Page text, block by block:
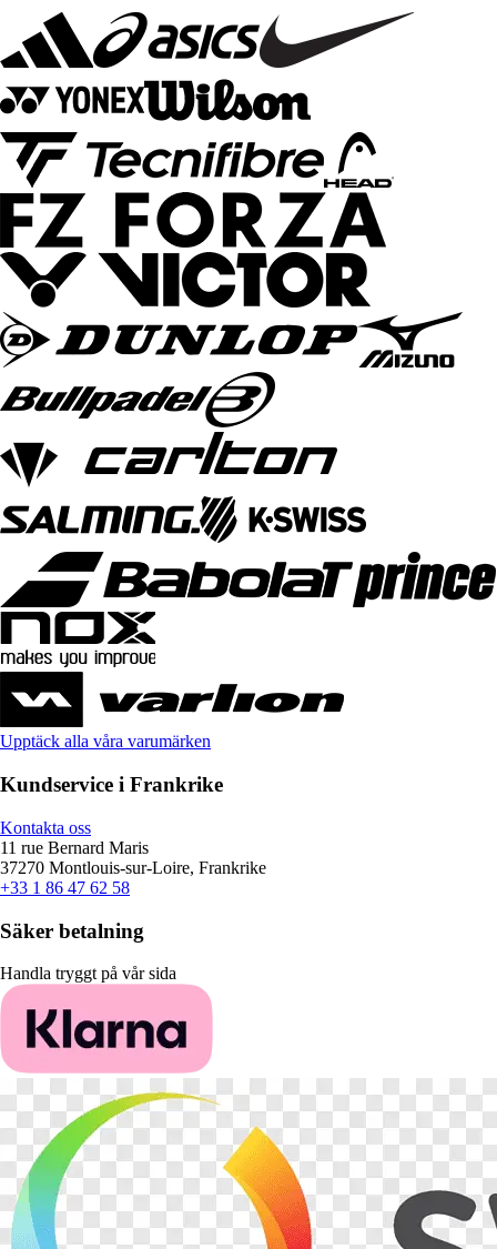
Upptäck alla våra varumärken
Kundservice i Frankrike
Kontakta oss
11 rue Bernard Maris
37270 Montlouis-sur-Loire, Frankrike
+33 1 86 47 62 58
Säker betalning
Handla tryggt på vår sida